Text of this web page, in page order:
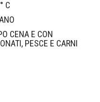
C
CENA E CON
PESCE E CARNI